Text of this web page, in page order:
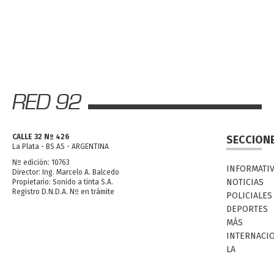
CALLE 32 Nº 426
La Plata - BS AS - ARGENTINA
Nº edición: 10763
Director: Ing. Marcelo A. Balcedo
Propietario: Sonido a tinta S.A.
Registro D.N.D.A. Nº en trámite
NOTICIAS
POLICIALES
DEPORTES
MÁS
LA